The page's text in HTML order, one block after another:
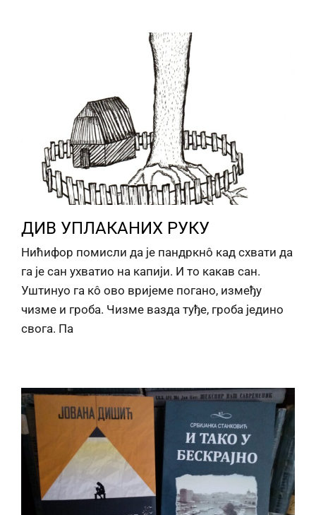
ДИВ УПЛАКАНИХ РУКУ
Нићифор помисли да је пандркнô кад схвати да
га је сан ухватио на капији. И то какав сан.
Уштинуо га кô ово вријеме погано, између
чизме и гроба. Чизме вазда туђе, гроба једино
свога. Па